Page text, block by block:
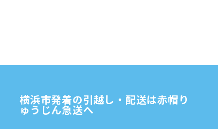
2024年9月(2)
2024年7月
(8)
横浜市発着の引越し・配送は赤帽り
ゅうじん急送へ